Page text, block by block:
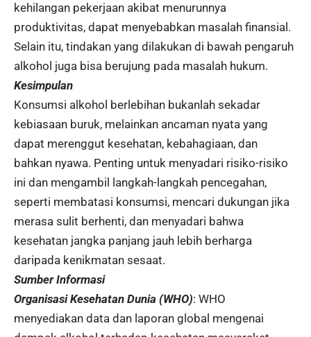
kehilangan pekerjaan akibat menurunnya
produktivitas, dapat menyebabkan masalah finansial.
Selain itu, tindakan yang dilakukan di bawah pengaruh
alkohol juga bisa berujung pada masalah hukum.
Kesimpulan
Konsumsi alkohol berlebihan bukanlah sekadar
kebiasaan buruk, melainkan ancaman nyata yang
dapat merenggut kesehatan, kebahagiaan, dan
bahkan nyawa. Penting untuk menyadari risiko-risiko
ini dan mengambil langkah-langkah pencegahan,
seperti membatasi konsumsi, mencari dukungan jika
merasa sulit berhenti, dan menyadari bahwa
kesehatan jangka panjang jauh lebih berharga
daripada kenikmatan sesaat.
Sumber Informasi
Organisasi Kesehatan Dunia (WHO): WHO
menyediakan data dan laporan global mengenai